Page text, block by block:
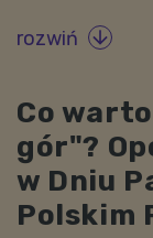
rozwiń 
Co
gór"?
w Dniu
Polskim